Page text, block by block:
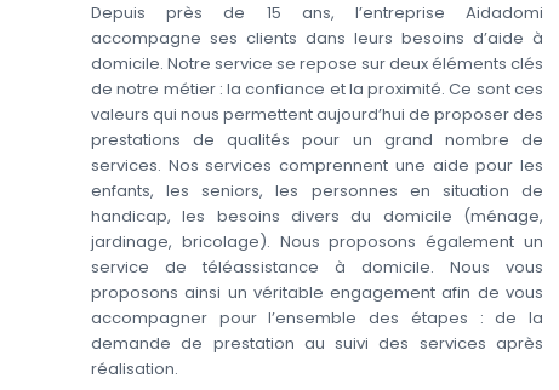
Depuis près de 15 ans, l’entreprise Aidadomi
accompagne ses clients dans leurs besoins d’aide à
domicile. Notre service se repose sur deux éléments clés
de notre métier : la confiance et la proximité. Ce sont ces
valeurs qui nous permettent aujourd’hui de proposer des
prestations de qualités pour un grand nombre de
services. Nos services comprennent une aide pour les
enfants, les seniors, les personnes en situation de
handicap, les besoins divers du domicile (ménage,
jardinage, bricolage). Nous proposons également un
service de téléassistance à domicile. Nous vous
proposons ainsi un véritable engagement afin de vous
accompagner pour l’ensemble des étapes : de la
demande de prestation au suivi des services après
réalisation.